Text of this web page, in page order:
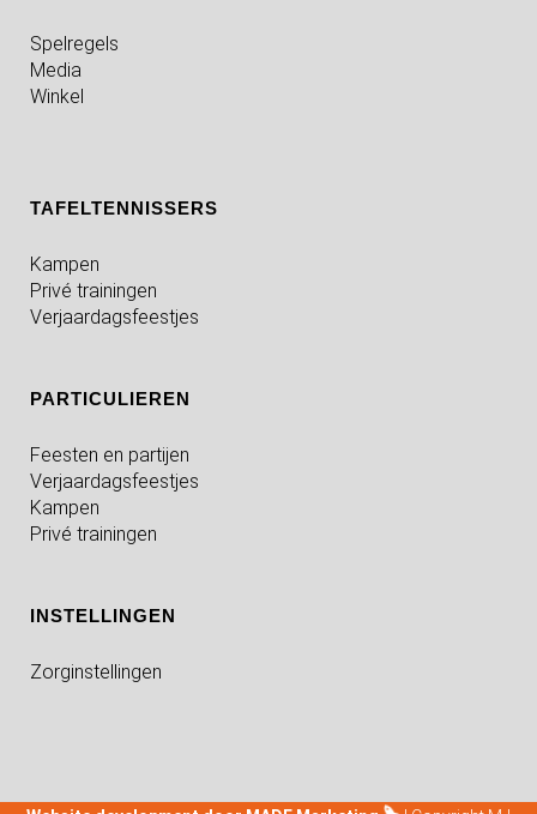
Spelregels
Media
Winkel
TAFELTENNISSERS
Kampen
Privé trainingen
Verjaardagsfeestjes
PARTICULIEREN
Feesten en partijen
Verjaardagsfeestjes
Kampen
Privé trainingen
INSTELLINGEN
Zorginstellingen